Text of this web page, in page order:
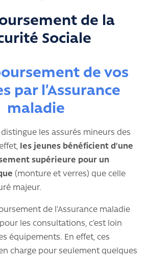
de la
Sociale
de vos
par l’Assurance
maladie
distingue les assurés mineurs des
les jeunes bénéficient d’une
supérieure pour un
(monture et verres) que celle
majeur.
de l’Assurance maladie
les consultations, c’est loin
équipements. En effet, ces
charge pour seulement quelques